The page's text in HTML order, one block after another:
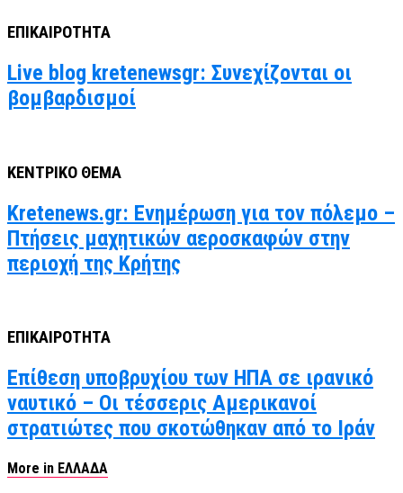
ΕΠΙΚΑΙΡΟΤΗΤΑ
Live blog kretenewsgr: Συνεχίζονται οι
βομβαρδισμοί
ΚΕΝΤΡΙΚΟ ΘΕΜΑ
Kretenews.gr: Ενημέρωση για τον πόλεμο –
Πτήσεις μαχητικών αεροσκαφών στην
περιοχή της Κρήτης
ΕΠΙΚΑΙΡΟΤΗΤΑ
Επίθεση υποβρυχίου των ΗΠΑ σε ιρανικό
ναυτικό – Οι τέσσερις Αμερικανοί
στρατιώτες που σκοτώθηκαν από το Ιράν
More in ΕΛΛΑΔΑ